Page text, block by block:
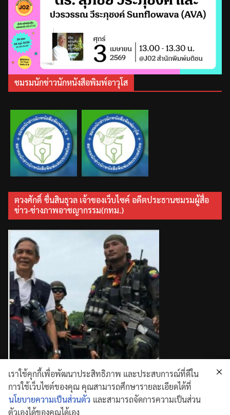
ชมรมนักข่าวนักหนังสือพิมพ์อาวุโส
ตวงศักดิ์ ชื่นสินธุวล เจ้าของเว็บไซค์ อดีตประธานชมรมผู้สื่อ
ข่าว-ช่างภาพอาชญากรรม(กทม.)
เราใช้คุกกี้เพื่อพัฒนาประสิทธิภาพ และประสบการณ์ที่ดีใน
การใช้เว็บไซต์ของคุณ คุณสามารถศึกษารายละเอียดได้ที่
นโยบายความเป็นส่วนตัว และสามารถจัดการความเป็นส่วน
ตัวเองได้ของคุณได้เอง